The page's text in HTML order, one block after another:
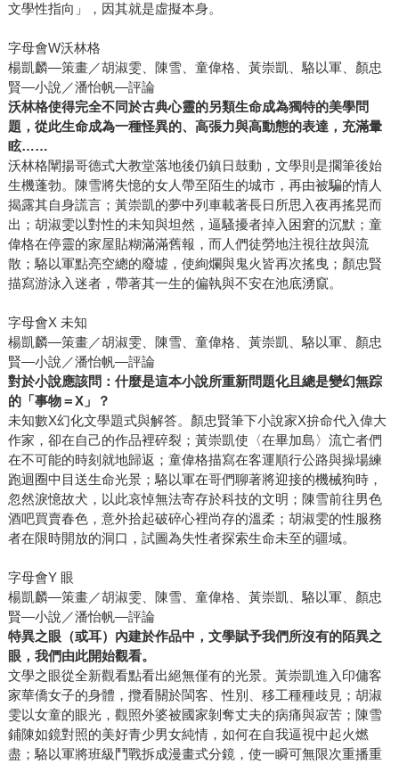
文學性指向」，因其就是虛擬本身。
字母會W沃林格
楊凱麟—策畫／胡淑雯、陳雪、童偉格、黃崇凱、駱以軍、顏忠
賢—小說／潘怡帆—評論
沃林格使得完全不同於古典心靈的另類生命成為獨特的美學問
題，從此生命成為一種怪異的、高張力與高動態的表達，充滿暈
眩……
沃林格闡揚哥德式大教堂落地後仍鎮日鼓動，文學則是擱筆後始
生機蓬勃。陳雪將失憶的女人帶至陌生的城市，再由被騙的情人
揭露其自身謊言；黃崇凱的夢中列車載著長日所思入夜再搖晃而
出；胡淑雯以對性的未知與坦然，逼騷擾者掉入困窘的沉默；童
偉格在停靈的家屋貼糊滿滿舊報，而人們徒勞地注視往故與流
散；駱以軍點亮空總的廢墟，使絢爛與鬼火皆再次搖曳；顏忠賢
描寫游泳入迷者，帶著其一生的偏執與不安在池底湧竄。
字母會X 未知
楊凱麟—策畫／胡淑雯、陳雪、童偉格、黃崇凱、駱以軍、顏忠
賢—小說／潘怡帆—評論
對於小說應該問：什麼是這本小說所重新問題化且總是變幻無踪
的「事物＝X」？
未知數X幻化文學題式與解答。顏忠賢筆下小說家X拚命代入偉大
作家，卻在自己的作品裡碎裂；黃崇凱使〈在畢加島〉流亡者們
在不可能的時刻就地歸返；童偉格描寫在客運順行公路與操場練
跑迴圈中目送生命光景；駱以軍在哥們聊著將迎接的機械狗時，
忽然淚憶故犬，以此哀悼無法寄存於科技的文明；陳雪前往男色
酒吧買賣春色，意外拾起破碎心裡尚存的溫柔；胡淑雯的性服務
者在限時開放的洞口，試圖為失性者探索生命未至的疆域。
字母會Y 眼
楊凱麟—策畫／胡淑雯、陳雪、童偉格、黃崇凱、駱以軍、顏忠
賢—小說／潘怡帆—評論
特異之眼（或耳）內建於作品中，文學賦予我們所沒有的陌異之
眼，我們由此開始觀看。
文學之眼從全新觀看點看出絕無僅有的光景。黃崇凱進入印傭客
家華僑女子的身體，攬看關於閩客、性別、移工種種歧見；胡淑
雯以女童的眼光，觀照外婆被國家剝奪丈夫的病痛與寂苦；陳雪
鋪陳如鏡對照的美好青少男女純情，如何在自我逼視中起火燃
盡；駱以軍將班級鬥戰拆成漫畫式分鏡，使一瞬可無限次重播重